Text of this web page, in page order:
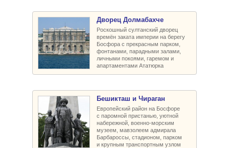
Дворец Долмабахче
Роскошный султанский дворец
времён заката империи на берегу
Босфора с прекрасным парком,
фонтанами, парадными залами,
личными покоями, гаремом и
апартаментами Ататюрка
Бешикташ и Чираган
Европейский район на Босфоре
с паромной пристанью, уютной
набережной, военно-морским
музеем, мавзолеем адмирала
Барбароссы, стадионом, парком
и крупным транспортным узлом